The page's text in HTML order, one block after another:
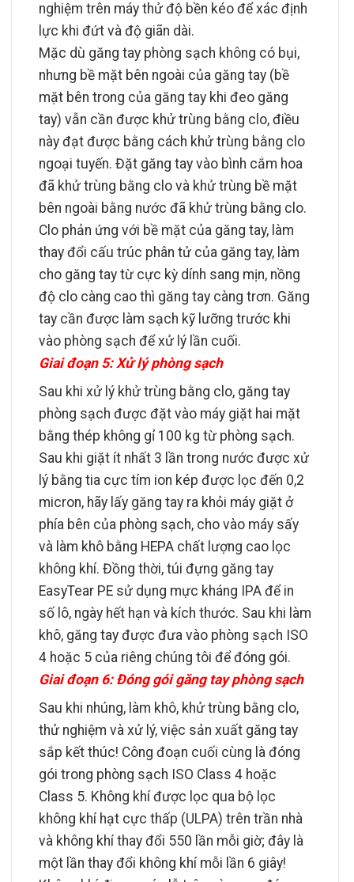
nghiệm trên máy thử độ bền kéo để xác định
lực khi đứt và độ giãn dài.
Mặc dù găng tay phòng sạch không có bụi,
nhưng bề mặt bên ngoài của găng tay (bề
mặt bên trong của găng tay khi đeo găng
tay) vẫn cần được khử trùng bằng clo, điều
này đạt được bằng cách khử trùng bằng clo
ngoại tuyến. Đặt găng tay vào bình cắm hoa
đã khử trùng bằng clo và khử trùng bề mặt
bên ngoài bằng nước đã khử trùng bằng clo.
Clo phản ứng với bề mặt của găng tay, làm
thay đổi cấu trúc phân tử của găng tay, làm
cho găng tay từ cực kỳ dính sang mịn, nồng
độ clo càng cao thì găng tay càng trơn. Găng
tay cần được làm sạch kỹ lưỡng trước khi
vào phòng sạch để xử lý lần cuối.
Giai đoạn 5: Xử lý phòng sạch
Sau khi xử lý khử trùng bằng clo, găng tay
phòng sạch được đặt vào máy giặt hai mặt
bằng thép không gỉ 100 kg từ phòng sạch.
Sau khi giặt ít nhất 3 lần trong nước được xử
lý bằng tia cực tím ion kép được lọc đến 0,2
micron, hãy lấy găng tay ra khỏi máy giặt ở
phía bên của phòng sạch, cho vào máy sấy
và làm khô bằng HEPA chất lượng cao lọc
không khí. Đồng thời, túi đựng găng tay
EasyTear PE sử dụng mực kháng IPA để in
số lô, ngày hết hạn và kích thước. Sau khi làm
khô, găng tay được đưa vào phòng sạch ISO
4 hoặc 5 của riêng chúng tôi để đóng gói.
Giai đoạn 6: Đóng gói găng tay phòng sạch
Sau khi nhúng, làm khô, khử trùng bằng clo,
thử nghiệm và xử lý, việc sản xuất găng tay
sắp kết thúc! Công đoạn cuối cùng là đóng
gói trong phòng sạch ISO Class 4 hoặc
Class 5. Không khí được lọc qua bộ lọc
không khí hạt cực thấp (ULPA) trên trần nhà
và không khí thay đổi 550 lần mỗi giờ; đây là
một lần thay đổi không khí mỗi lần 6 giây!